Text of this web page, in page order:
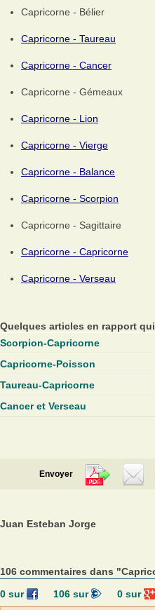
Capricorne - Bélier
Capricorne - Taureau
Capricorne - Cancer
Capricorne - Gémeaux
Capricorne - Lion
Capricorne - Vierge
Capricorne - Balance
Capricorne - Scorpion
Capricorne - Sagittaire
Capricorne - Capricorne
Capricorne - Verseau
Quelques articles en rapport
Scorpion-Capricorne
Capricorne-Poisson
Taureau-Capricorne
Cancer et Verseau
Envoyer
Juan Esteban Jorge
106 commentaires dans
0sur 106sur 0 sur